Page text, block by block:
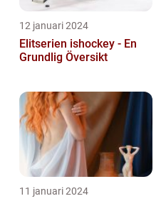
12 januari 2024
Elitserien ishockey - En
Grundlig Översikt
11 januari 2024